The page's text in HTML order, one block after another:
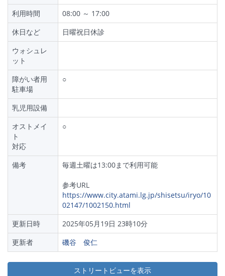
利用時間
08:00 ～ 17:00
休日など
日曜祝日休診
ウォシュレ
ット
障がい者用
駐車場
○
乳児用設備
オストメイ
ト
対応
○
備考 毎週土曜は13:00まで利用可能
参考URL
https://www.city.atami.lg.jp/shisetsu/iryo/10
02147/1002150.html
更新日時
2025年05月19日 23時10分
更新者
磯谷 俊仁
ストリートビューを表示